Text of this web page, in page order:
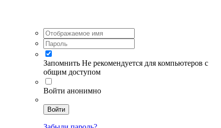
Запомнить Не рекомендуется для компьютеров с
общим доступом
Войти анонимно
Войти